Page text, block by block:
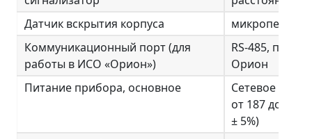
Датчик вскрытия корпуса
Коммуникационный порт (для
работы в ИСО «Орион»)
RS-485,
Орион
Питание прибора, основное
Сетевое
от 187 до 242
± 5%)